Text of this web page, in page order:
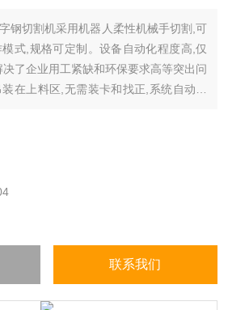
钢切割机采用机器人柔性机械手切割,可
式,规格可定制。设备自动化程度高,仅
了企业用工紧缺和环保要求高等突出问
在上料区,无需装卡和找正,系统自动完
。
联系我们